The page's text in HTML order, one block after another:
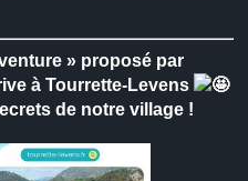
» proposé par
à Tourrette-Levens
de notre village !